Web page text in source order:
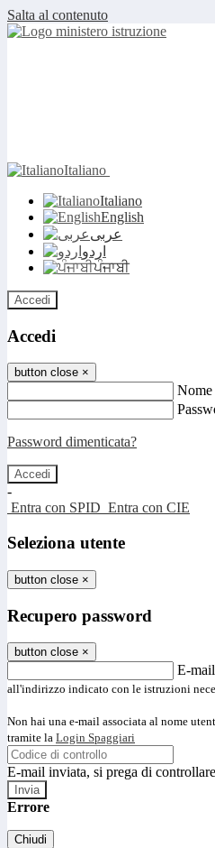
Salta al contenuto
Italiano
Italiano
English
عربى
اردو
ਪੰਜਾਬੀ
Accedi
Accedi
button close ×
Nome
Password dimenticata?
-
Entra con SPID Entra con CIE
Seleziona utente
button close ×
Recupero password
button close ×
E-mail
all'indirizzo indicato con le istruzioni
Non hai una e-mail associata al nome
tramite la Login Spaggiari
E-mail inviata, si prega di
Errore
Chiudi